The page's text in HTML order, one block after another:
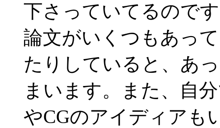
下さっていてるので
論文がいくつもあっ
たりしていると、あ
まいます。また、自
やCGのアイディアも